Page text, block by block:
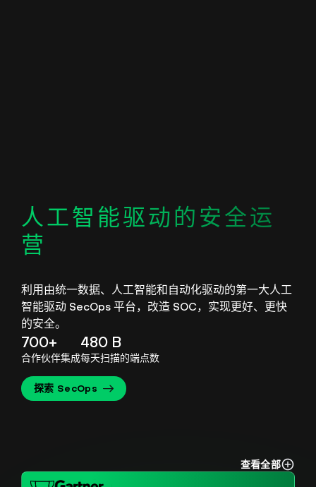
人工智能驱动的安全运
营
利用由统一数据、人工智能和自动化驱动的第一大人工
智能驱动 SecOps 平台，改造 SOC，实现更好、更快
的安全。
700+
合作伙伴集成
480 B
每天扫描的端点数
探索 SecOps
查看全部